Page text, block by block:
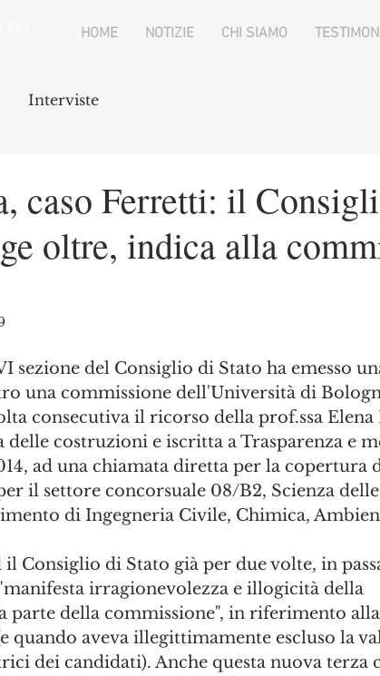
HOME NOTIZIE CHI SIAMO
Interviste
caso Ferretti: il
oltre, indica alla
sezione del Consiglio di Stato ha emesso
una commissione dell'Università di
consecutiva il ricorso della prof.ssa Elena
delle costruzioni e iscritta a Trasparenza e
ad una chiamata diretta per la copertura
il settore concorsuale 08/B2, Scienza
di Ingegneria Civile, Chimica,
Consiglio di Stato già per due volte, in
irragionevolezza e illogicità della
parte della commissione", in riferimento
quando aveva illegittimamente escluso la
dei candidati). Anche questa nuova terza